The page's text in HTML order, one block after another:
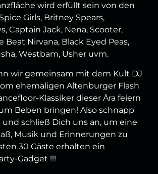
wird erfüllt sein von den
Girls, Britney Spears,
Captain Jack, Nena, Scooter,
Beat Nirvana, Black Eyed Peas,
Westbam, Usher uvm.
wir gemeinsam mit dem Kult DJ
ehemaligen Altenburger Flash
Klassiker dieser Ära feiern
Beben bringen! Also schnapp
schließ Dich uns an, um eine
Musik und Erinnerungen zu
30 Gäste erhalten ein
Gadget !!!